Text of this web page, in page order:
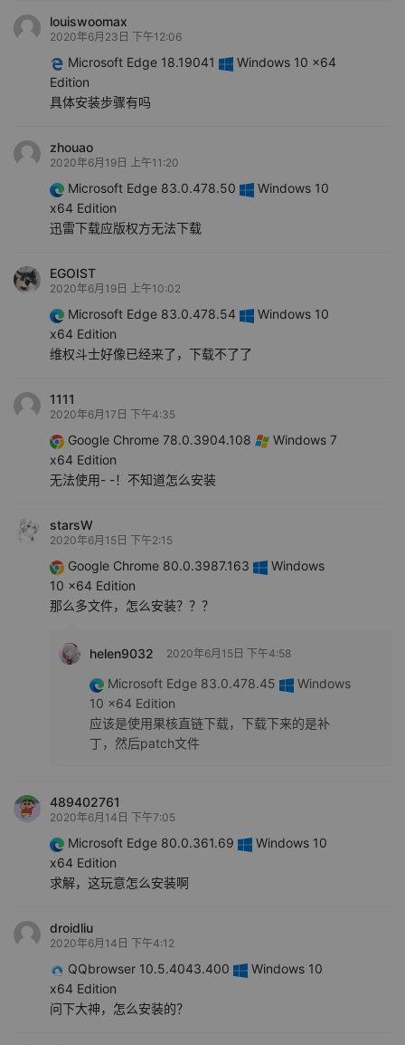
louiswoomax
2020年6月23日 下午12:06
Microsoft Edge 18.19041
Windows 10 x64
Edition
具体安装步骤有吗
zhouao
2020年6月19日 上午11:20
Microsoft Edge 83.0.478.50
Windows 10
x64 Edition
迅雷下载应版权方无法下载
EGOIST
2020年6月19日 上午10:02
Microsoft Edge 83.0.478.54
Windows 10
x64 Edition
维权斗士好像已经来了，下载不了了
1111
2020年6月17日 下午4:35
Google Chrome 78.0.3904.108
Windows 7
x64 Edition
无法使用- -！不知道怎么安装
starsW
2020年6月15日 下午2:15
Google Chrome 80.0.3987.163
Windows
10 x64 Edition
那么多文件，怎么安装？？？
helen9032 2020年6月15日 下午4:58
Microsoft Edge 83.0.478.45
Windows
10 x64 Edition
应该是使用果核直链下载，下载下来的是补
丁，然后patch文件
489402761
2020年6月14日 下午7:05
Microsoft Edge 80.0.361.69
Windows 10
x64 Edition
求解，这玩意怎么安装啊
droidliu
2020年6月14日 下午4:12
QQbrowser 10.5.4043.400
Windows 10
x64 Edition
问下大神，怎么安装的？